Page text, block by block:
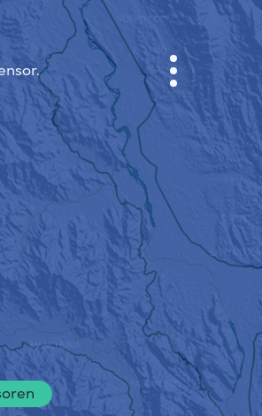
ANMELDEN
SENSOR NEBO
UNS
SPRACHE DER SEITE
English
Česky
Deutsch
Español